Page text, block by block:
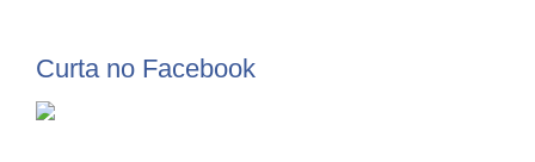
Curta no Facebook